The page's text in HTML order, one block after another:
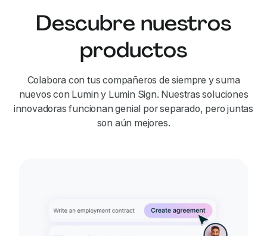
Descubre nuestros
productos
Colabora con tus compañeros de siempre y suma
nuevos con Lumin y Lumin Sign. Nuestras soluciones
innovadoras funcionan genial por separado, pero juntas
son aún mejores.